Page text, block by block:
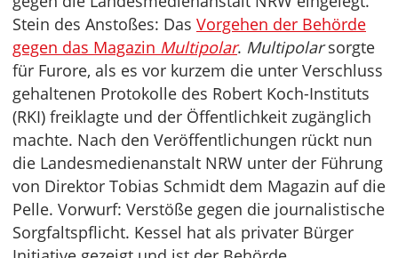
Stein des Anstoßes: Das Vorgehen der Behörde
gegen das Magazin Multipolar. Multipolarsorgte
für Furore, als es vor kurzem die unter Verschluss
gehaltenen Protokolle des Robert Koch-Instituts
(RKI) freiklagte und der Öffentlichkeit zugänglich
machte. Nach den Veröffentlichungen rückt nun
die Landesmedienanstalt NRW unter der Führung
von Direktor Tobias Schmidt dem Magazin auf die
Pelle. Vorwurf: Verstöße gegen die journalistische
Sorgfaltspflicht. Kessel hat als privater Bürger